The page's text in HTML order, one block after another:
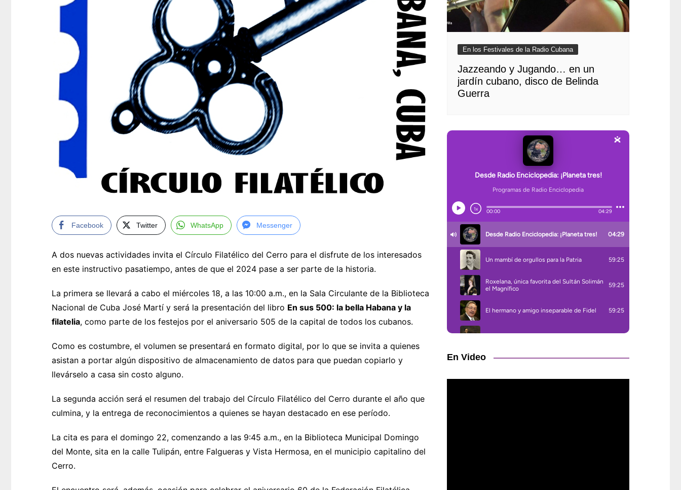
Facebook Twitter WhatsApp Messenger
A dos nuevas actividades invita el Círculo Filatélico del Cerro para el disfrute de los interesados
en este instructivo pasatiempo, antes de que el 2024 pase a ser parte de la historia.
La primera se llevará a cabo el miércoles 18, a las 10:00 a.m., en la Sala Circulante de la Biblioteca
Nacional de Cuba José Martí y será la presentación del libro En sus 500: la bella Habana y la
filatelia, como parte de los festejos por el aniversario 505 de la capital de todos los cubanos.
Como es costumbre, el volumen se presentará en formato digital, por lo que se invita a quienes
asistan a portar algún dispositivo de almacenamiento de datos para que puedan copiarlo y
llevárselo a casa sin costo alguno.
La segunda acción será el resumen del trabajo del Círculo Filatélico del Cerro durante el año que
culmina, y la entrega de reconocimientos a quienes se hayan destacado en ese período.
La cita es para el domingo 22, comenzando a las 9:45 a.m., en la Biblioteca Municipal Domingo
del Monte, sita en la calle Tulipán, entre Falgueras y Vista Hermosa, en el municipio capitalino del
Cerro.
En los Festivales de la Radio Cubana
Jazzeando y Jugando… en un
jardín cubano, disco de Belinda
Guerra
En Video